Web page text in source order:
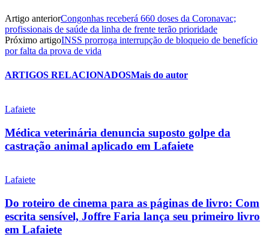
Artigo anteriorCongonhas receberá 660 doses da Coronavac;
profissionais de saúde da linha de frente terão prioridade
Próximo artigoINSS prorroga interrupção de bloqueio de benefício
por falta da prova de vida
ARTIGOS RELACIONADOSMais do autor
Lafaiete
Médica veterinária denuncia suposto golpe da
castração animal aplicado em Lafaiete
Lafaiete
Do roteiro de cinema para as páginas de livro: Com
escrita sensível, Joffre Faria lança seu primeiro livro
em Lafaiete